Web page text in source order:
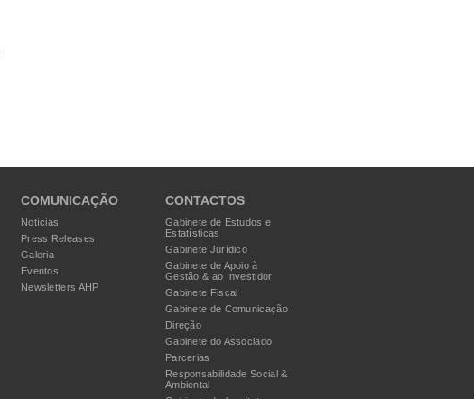
COMUNICAÇÃO
Notícias
Press Releases
Galeria
Eventos
Newsletters AHP
CONTACTOS
Gabinete de Estudos e
Estatísticas
Gabinete Jurídico
Gabinete de Apoio à
Gestão & ao Investidor
Gabinete Fiscal
Gabinete de Comunicação
Direção
Gabinete do Associado
Parcerias
Responsabilidade Social &
Ambiental